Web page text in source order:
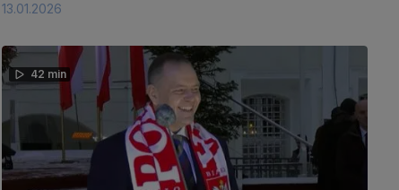
13.01.2026
42 min